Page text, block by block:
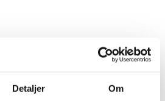
Detaljer Om
om Danmarks humanitære
internationale humanitære
hjemmesider: